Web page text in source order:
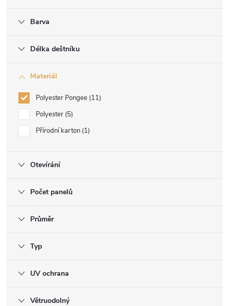
Barva
Délka deštníku
Materiál
Polyester Pongee 11
Polyester 5
Přírodní karton 1
Otevírání
Počet panelů
Průměr
Typ
UV ochrana
Větruodolný